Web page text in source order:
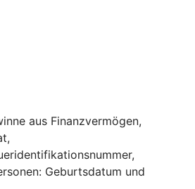
aus Finanzvermögen,
Geburtsdatum und